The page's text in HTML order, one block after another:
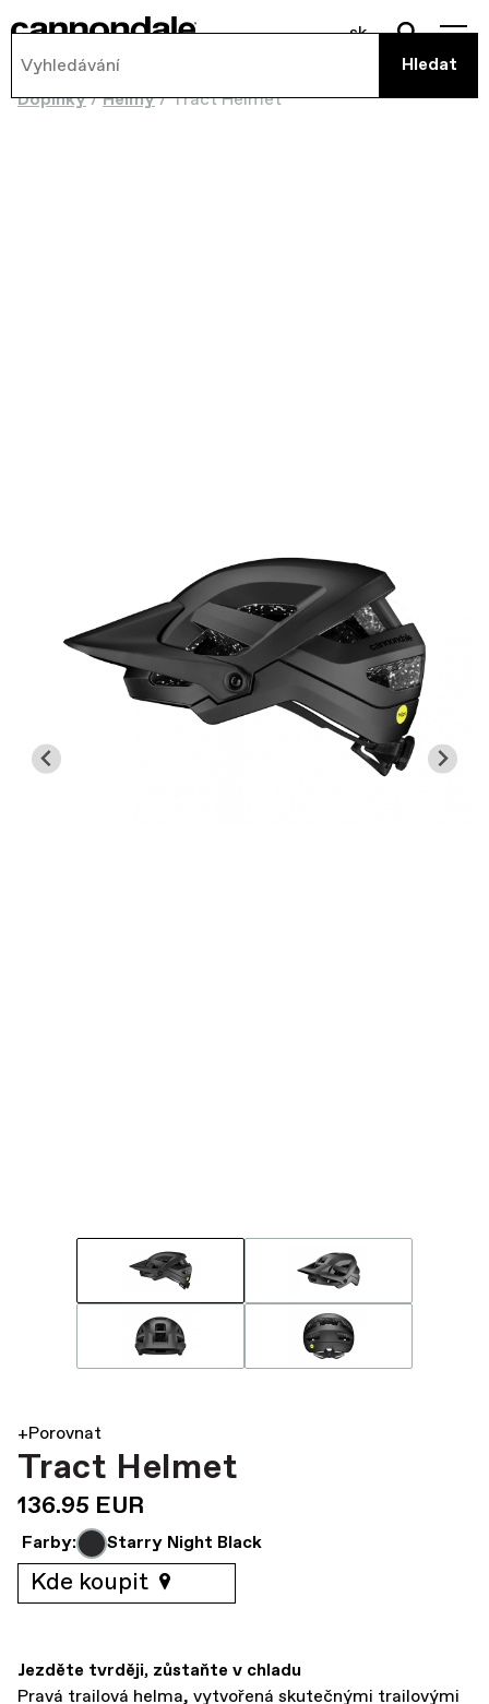
sk
Doplnky/Helmy/Tract Helmet
+Porovnat
Tract Helmet
136.95 EUR
Farby: Starry Night Black
Kde koupit
Jezděte tvrději, zůstaňte v chladu
Pravá trailová helma, vytvořená skutečnými trailovými